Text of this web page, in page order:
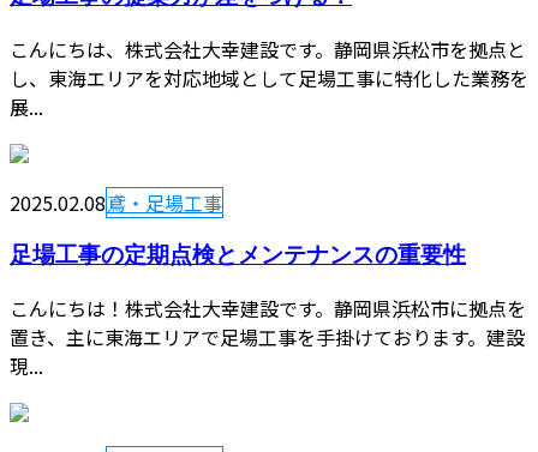
こんにちは、株式会社大幸建設です。静岡県浜松市を拠点と
し、東海エリアを対応地域として足場工事に特化した業務を
展...
2025.02.08鳶・足場工事
足場工事の定期点検とメンテナンスの重要性
こんにちは！株式会社大幸建設です。静岡県浜松市に拠点を
置き、主に東海エリアで足場工事を手掛けております。建設
現...